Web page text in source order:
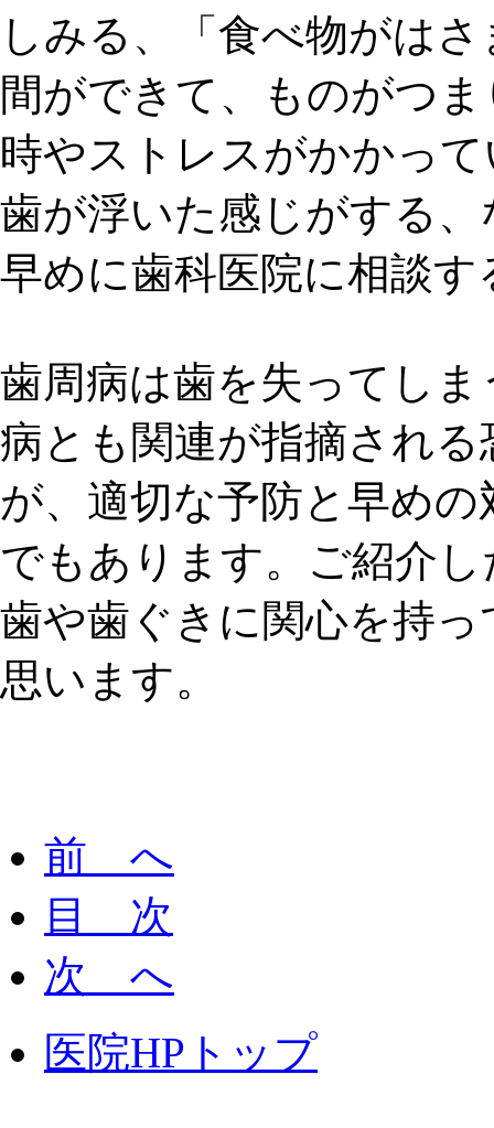
しみる、
「食べ物がは
間ができて、ものがつ
時やストレスがかかっ
歯が浮いた感じがする
早めに歯科医院に相談
歯周病は歯を失ってし
病とも関連が指摘され
が、適切な予防と早め
でもあります。ご紹介
歯や歯ぐきに関心を持
思います。
前 へ
目 次
次 へ
医院HPトップ